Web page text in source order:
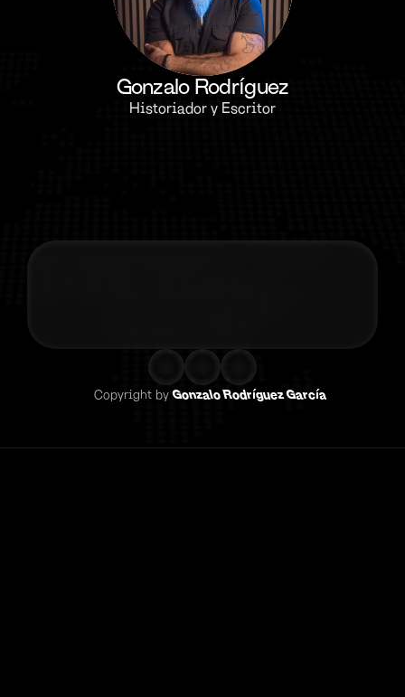
Gonzalo Rodríguez
Historiador y Escritor
Copyright by Gonzalo Rodríguez García